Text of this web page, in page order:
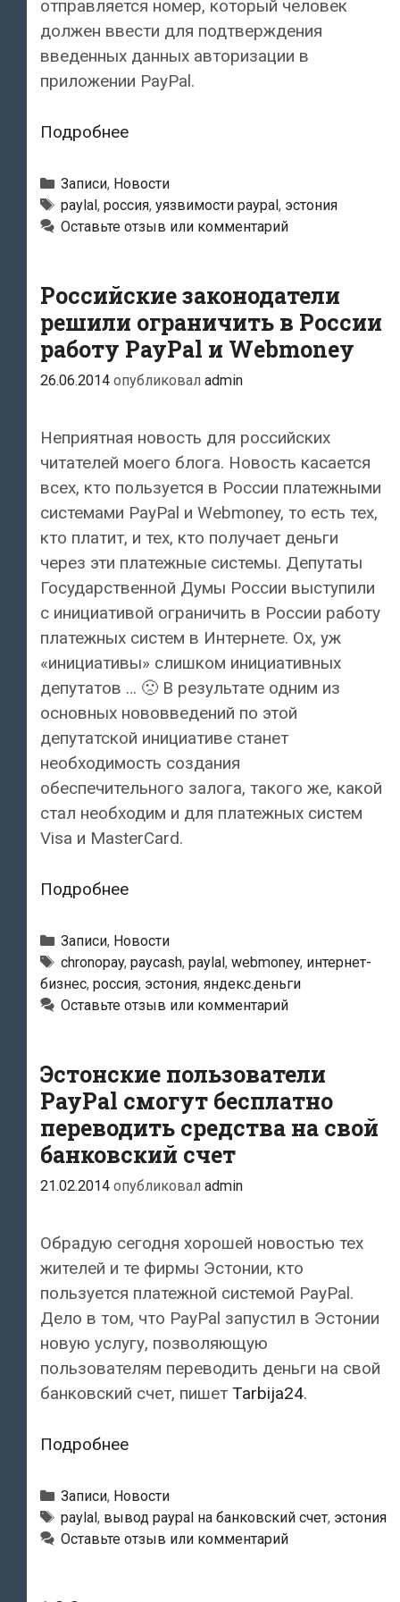
отправляется номер, который человек
должен ввести для подтверждения
введенных данных авторизации в
приложении PayPal.
ПодробнееВ
системе
PayPal
обнаружена
обойти
процесс
подтверждения
авторизации
Рубрики
Записи, Новости
Метки
paylal, россия, уязвимости paypal, эстония
Оставьте отзыв или комментарий
Российские законодатели
решили ограничить в России
работу PayPal и Webmoney
26.06.2014 опубликовал admin
Неприятная новость для российских
читателей моего блога. Новость касается
всех, кто пользуется в России платежными
системами PayPal и Webmoney, то есть тех,
кто платит, и тех, кто получает деньги
через эти платежные системы. Депутаты
Государственной Думы России выступили
с инициативой ограничить в России работу
платежных систем в Интернете. Ох, уж
«инициативы» слишком инициативных
депутатов … 🙁 В результате одним из
основных нововведений по этой
депутатской инициативе станет
необходимость создания
обеспечительного залога, такого же, какой
стал необходим и для платежных систем
Visa и MasterCard.
ПодробнееРоссийские
решили
ограничить
в
России
и
Webmoney
Рубрики
Записи, Новости
Метки
chronopay, paycash, paylal, webmoney, интернет-
бизнес, россия, эстония, яндекс.деньги
Оставьте отзыв или комментарий
Эстонские пользователи
PayPal смогут бесплатно
переводить средства на свой
банковский счет
21.02.2014 опубликовал admin
Обрадую сегодня хорошей новостью тех
жителей и те фирмы Эстонии, кто
пользуется платежной системой PayPal.
Дело в том, что PayPal запустил в Эстонии
новую услугу, позволяющую
пользователям переводить деньги на свой
банковский счет, пишет Tarbija24.
ПодробнееЭстонские
PayPal
смогут
бесплатно
Рубрики
Записи, Новости
Метки
paylal, вывод paypal на банковский счет, эстония
Оставьте отзыв или комментарий